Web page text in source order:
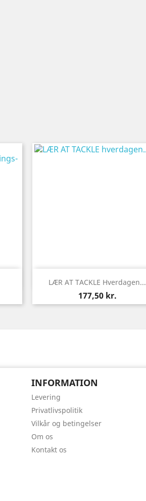
LÆR AT TACKLE Hverdagen...
Pris
177,50 kr.
Vis her
INFORMATION
Levering
Privatlivspolitik
Vilkår og betingelser
Om os
Kontakt os